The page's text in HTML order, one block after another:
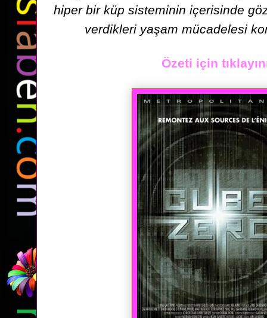
hiper bir küp sisteminin içerisinde
verdikleri yaşam mücadelesi
Özeti için